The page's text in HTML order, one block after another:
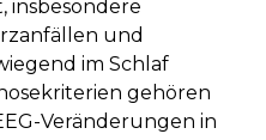
insbesondere
und
im Schlaf
gehören
Veränderungen in